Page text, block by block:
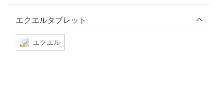
エクエルタブレット
エクエル